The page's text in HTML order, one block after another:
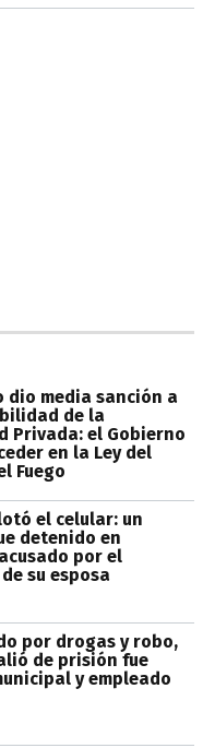
dio media sanción a
de la
Privada: el Gobierno
en la Ley del
Fuego
el celular: un
detenido en
por el
su esposa
por drogas y robo,
de prisión fue
y empleado